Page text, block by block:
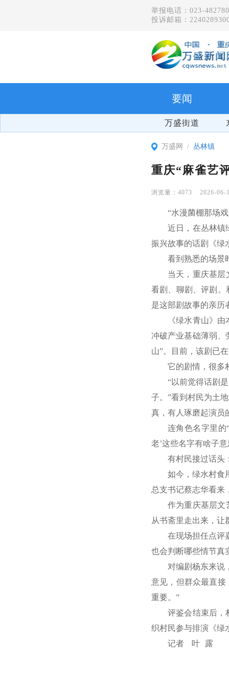
举报电话：023-
投诉邮箱：
要闻
万盛街道
万盛网 丛林镇
重庆“麻雀艺
4073 2026-06-
“水漫菌棚那场
近日，在丛林镇
振兴故事的话剧《绿
看到熟悉的场景
当天，重庆基层
看剧、聊剧、评剧。
是这部剧故事的亲历
《绿水青山》
冲破产业基础薄弱、
山”。目前，该剧已
它的剧情，很多
“以前觉得话剧
子。”看到村民为土
真，有人琢磨起演员
连角色名字里的
老’这些名字有啥子意
有村民接过话头
如今，绿水村食
总支书记蔡志华看来
作为重庆基层文
从书斋里走出来，让
在现场担任点评
也会判断哪些情节真
对编剧杨东来说
意见，但群众最直接
重要。”
评鉴会结束后，
织村民参与排演《绿
记者 叶 露